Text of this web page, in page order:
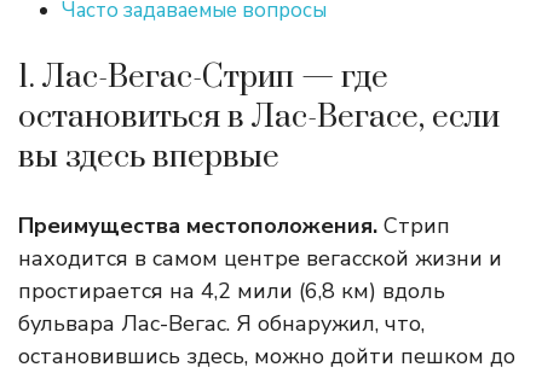
Часто задаваемые вопросы
1. Лас-Вегас-Стрип — где
остановиться в Лас-Вегасе, если
вы здесь впервые
Преимущества местоположения. Стрип
находится в самом центре вегасской жизни и
простирается на 4,2 мили (6,8 км) вдоль
бульвара Лас-Вегас. Я обнаружил, что,
остановившись здесь, можно дойти пешком до